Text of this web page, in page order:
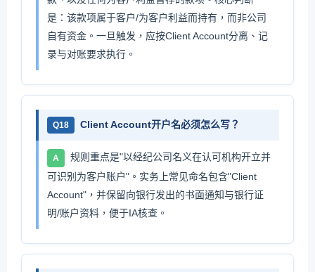
是：该款项属于客户/为客户利益而持有，而非公司
自有资金。一旦触发，应按Client Account分离、记
录与对账要求执行。
Q18 Client Account开户名必须怎么写？
A
规则重点是"以经纪公司名义在认可机构开立并
可识别为客户账户"。实务上常见命名包含"Client
Account"，并保留向银行发出的书面通知与银行证
明/账户资料，便于IA核查。